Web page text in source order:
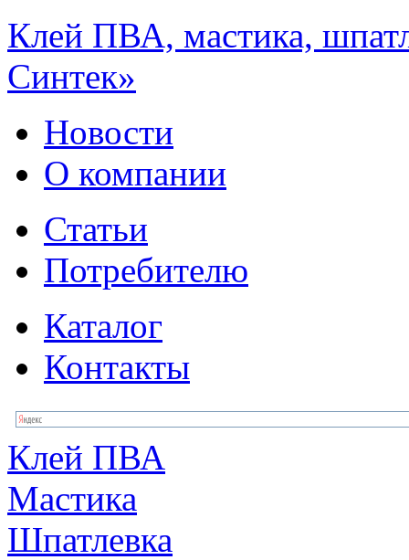
Клей ПВА, мастика,
Синтек»
Новости
О компании
Статьи
Потребителю
Каталог
Контакты
Клей ПВА
Мастика
Шпатлевка